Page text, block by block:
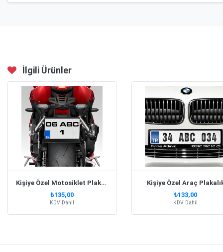
İlgili Ürünler
Kişiye Özel Motosiklet Plakalık
₺135,00
KDV Dahil
Kişiye Özel Araç
₺133,00
KDV Dahil